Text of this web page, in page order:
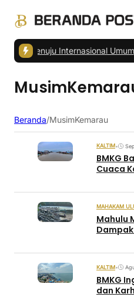
Menuju Internasional Umum,
Beranda/MusimKemarau
KALTIM•
BMKG
Cuaca
MAHAKAM
Mahulu
KALTIM•
BMKG
dan